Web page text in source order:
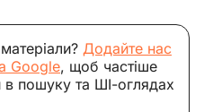
Додайте нас
Google, щоб частіше
в пошуку та ШІ-оглядах